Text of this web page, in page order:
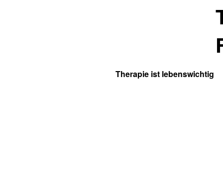
Therapie ist lebenswichtig